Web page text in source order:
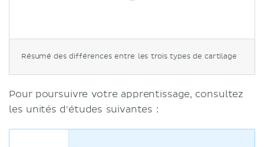
Résumé des différences entre les trois types de cartilage
Pour poursuivre votre apprentissage, consultez
les unités d'études suivantes :